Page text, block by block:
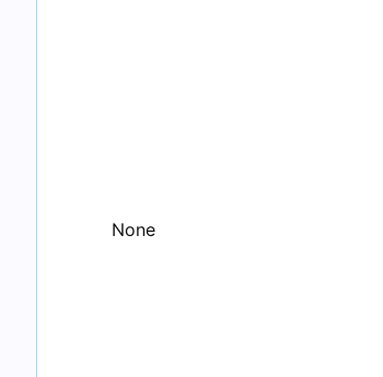
None